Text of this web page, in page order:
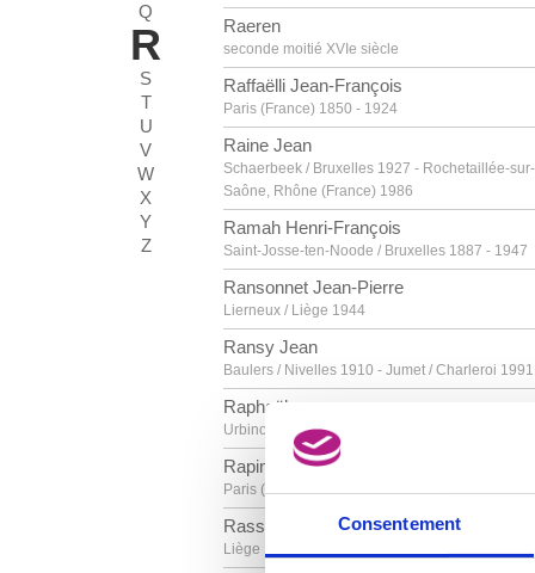
Consentement
Q
R
S
T
U
V
W
X
Y
Z
Raeren
seconde moitié XVIe siècle
Raffaëlli Jean-François
Paris (France) 1850 - 1924
Raine Jean
Schaerbeek / Bruxelles 1927 - Rochetaillée-sur-
Saône, Rhône (France) 1986
Ramah Henri-François
Saint-Josse-ten-Noode / Bruxelles 1887 - 1947
Ransonnet Jean-Pierre
Lierneux / Liège 1944
Ransy Jean
Baulers / Nivelles 1910 - Jumet / Charleroi 1991
Raphaël
Urbino (Italie) 1483 - Rome (Italie) 1520
Rapin Maurice
Paris (France) 1927 - ? 2000
Rassenfosse Armand
Liège 1862 - 1934